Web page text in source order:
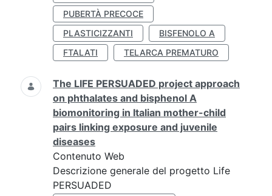
PUBERTÀ PRECOCE
PLASTICIZZANTI
BISFENOLO A
FTALATI
TELARCA PREMATURO
The LIFE PERSUADED project approach
on phthalates and bisphenol A
biomonitoring in Italian mother-child
pairs linking exposure and juvenile
diseases
Contenuto Web
Descrizione generale del progetto Life
PERSUADED